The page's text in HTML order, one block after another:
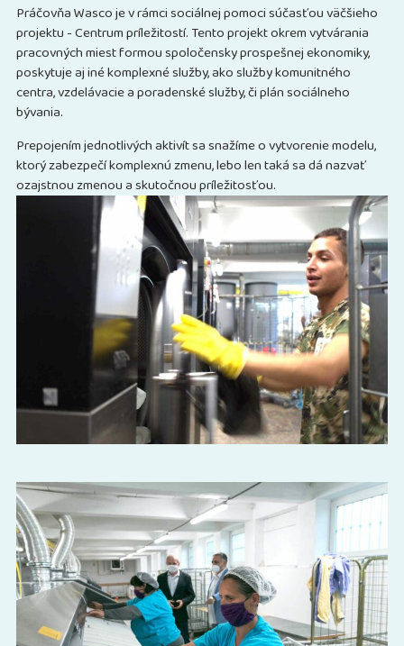
Práčovňa Wasco je v rámci sociálnej pomoci súčasťou väčšieho
projektu - Centrum príležitostí. Tento projekt okrem vytvárania
pracovných miest formou spoločensky prospešnej ekonomiky,
poskytuje aj iné komplexné služby, ako služby komunitného
centra, vzdelávacie a poradenské služby, či plán sociálneho
bývania.
Prepojením jednotlivých aktivít sa snažíme o vytvorenie modelu,
ktorý zabezpečí komplexnú zmenu, lebo len taká sa dá nazvať
ozajstnou zmenou a skutočnou príležitosťou.